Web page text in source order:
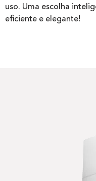
uso. Uma escolha
eficiente e elegante!